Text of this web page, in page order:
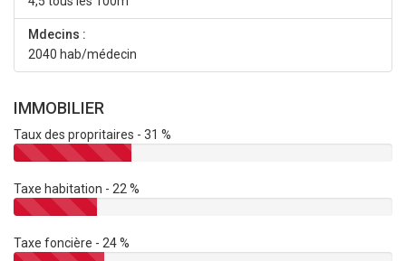
Mdecins :
2040 hab/médecin
IMMOBILIER
Taux des propritaires - 31 %
Taxe habitation - 22 %
Taxe foncière - 24 %